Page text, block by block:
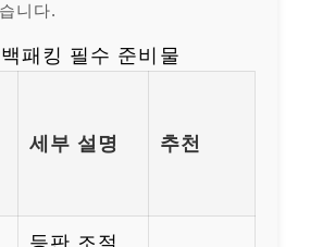
니다.
패킹 필수 준비물
세부 설명 추천